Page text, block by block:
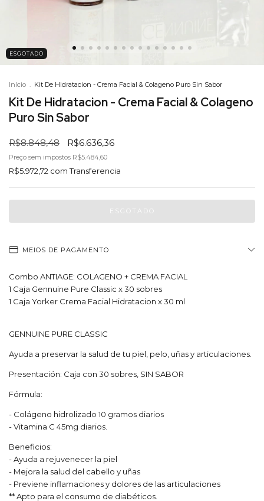
ESGOTADO
Início . Kit De Hidratacion - Crema Facial & Colageno Puro Sin Sabor
Kit De Hidratacion - Crema Facial & Colageno
Puro Sin Sabor
R$8.848,48 R$6.636,36
Preço sem impostos R$5.484,60
R$5.972,72 com Transferencia
MEIOS DE PAGAMENTO
Combo ANTIAGE: COLAGENO + CREMA FACIAL
1 Caja Gennuine Pure Classic x 30 sobres
1 Caja Yorker Crema Facial Hidratacion x 30 ml
GENNUINE PURE CLASSIC
Ayuda a preservar la salud de tu piel, pelo, uñas y articulaciones.
Presentación: Caja con 30 sobres, SIN SABOR
Fórmula:
- Colágeno hidrolizado 10 gramos diarios
- Vitamina C 45mg diarios.
Beneficios:
- Ayuda a rejuvenecer la piel
- Mejora la salud del cabello y uñas
- Previene inflamaciones y dolores de las articulaciones
** Apto para el consumo de diabéticos.